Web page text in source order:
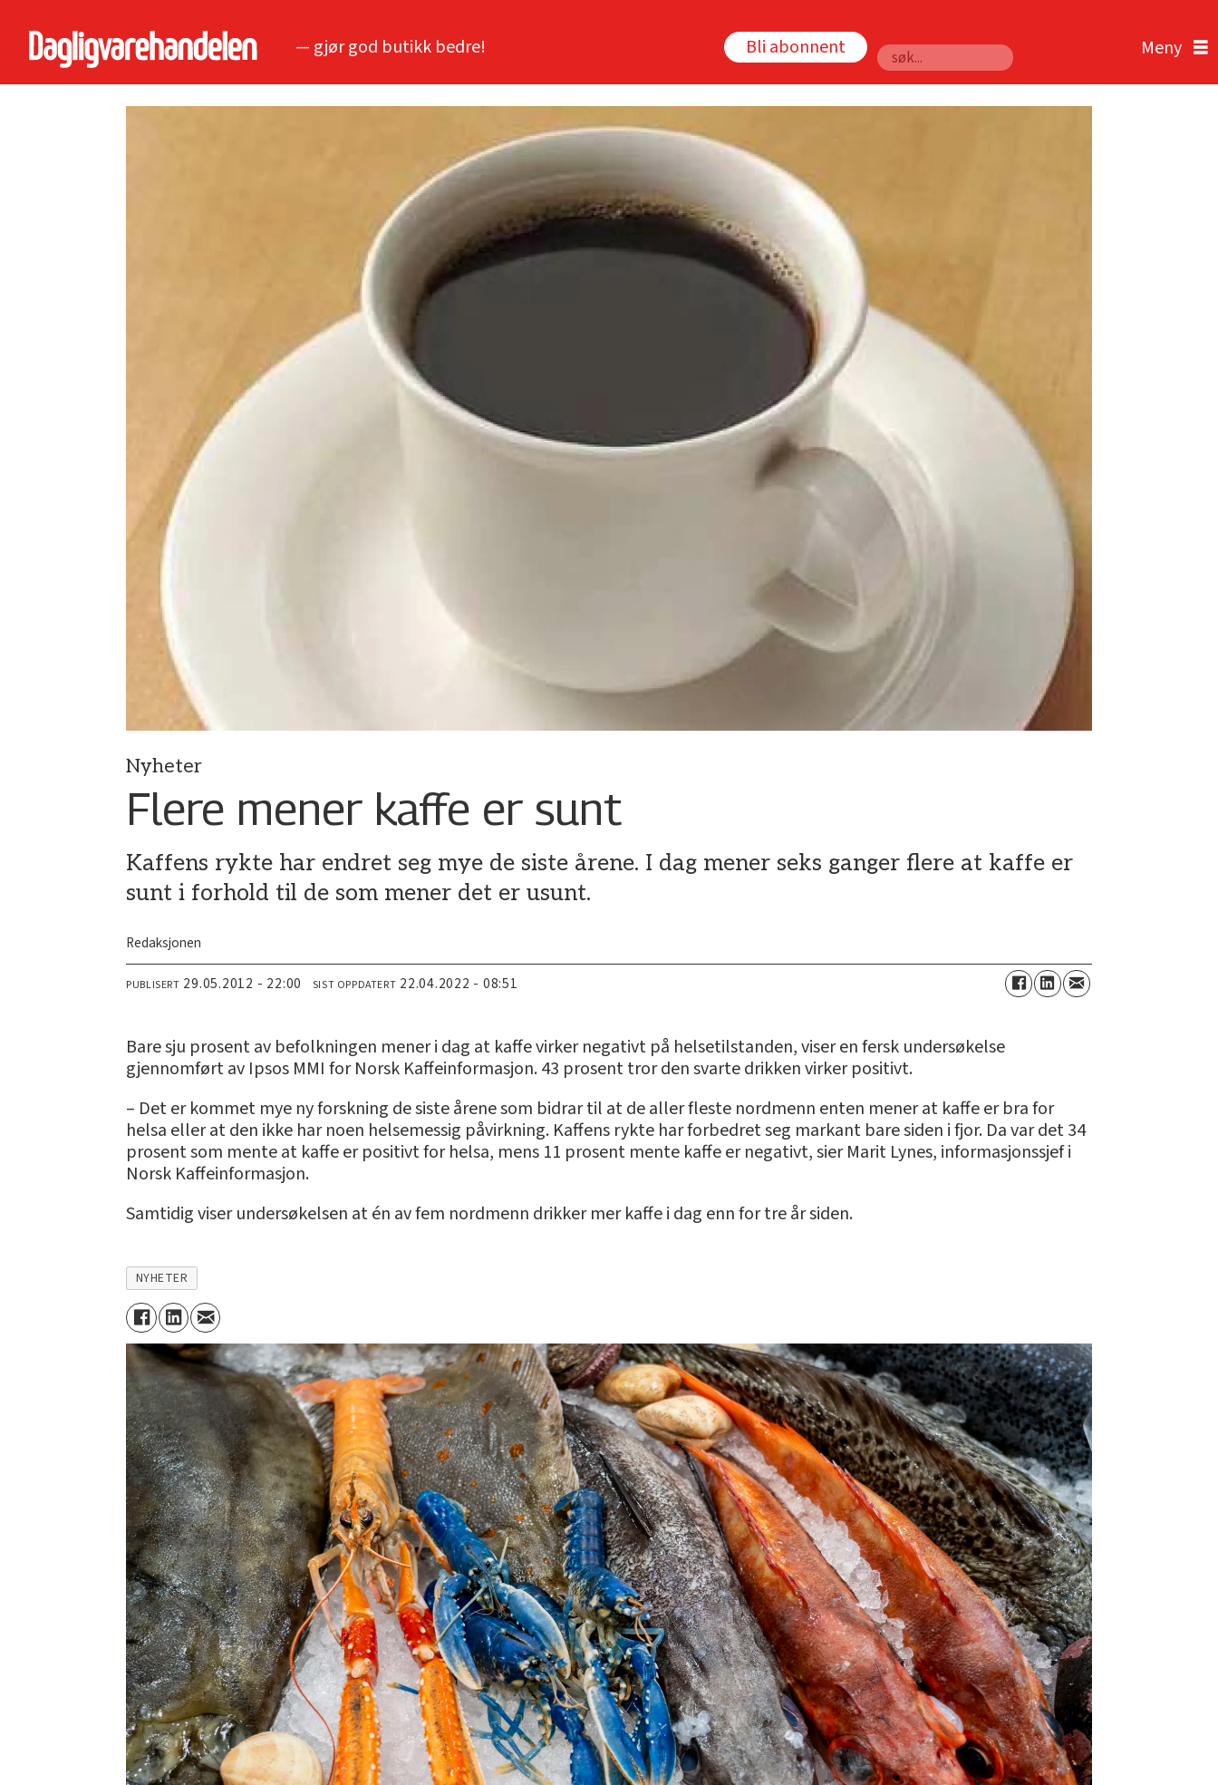
— gjør god butikk bedre! Bli abonnent
Søk
Nyheter
Flere mener kaffe er sunt
Kaffens rykte har endret seg mye de siste årene. I dag mener seks ganger flere at kaffe er
sunt i forhold til de som mener det er usunt.
Redaksjonen
PUBLISERT 29.05.2012 - 22:00 SIST OPPDATERT 22.04.2022 - 08:51
Bare sju prosent av befolkningen mener i dag at kaffe virker negativt på helsetilstanden, viser en fersk undersøkelse
gjennomført av Ipsos MMI for Norsk Kaffeinformasjon. 43 prosent tror den svarte drikken virker positivt.
– Det er kommet mye ny forskning de siste årene som bidrar til at de aller fleste nordmenn enten mener at kaffe er bra for
helsa eller at den ikke har noen helsemessig påvirkning. Kaffens rykte har forbedret seg markant bare siden i fjor. Da var det 34
prosent som mente at kaffe er positivt for helsa, mens 11 prosent mente kaffe er negativt, sier Marit Lynes, informasjonssjef i
Norsk Kaffeinformasjon.
Samtidig viser undersøkelsen at én av fem nordmenn drikker mer kaffe i dag enn for tre år siden.
NYHETER